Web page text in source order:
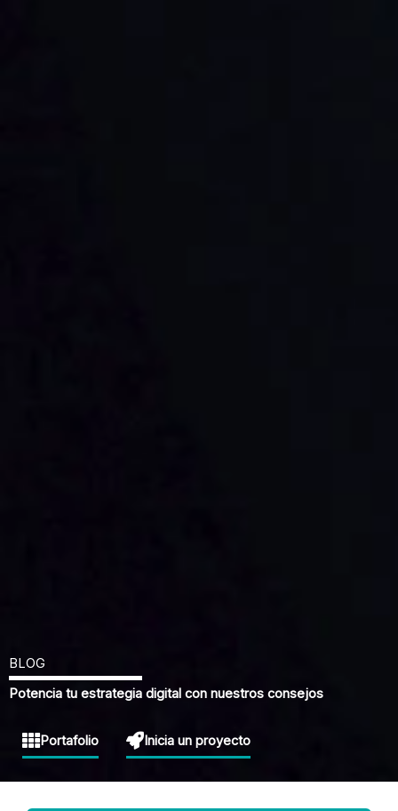
BLOG
Potencia tu estrategia digital con nuestros consejos
Portafolio Inicia un proyecto